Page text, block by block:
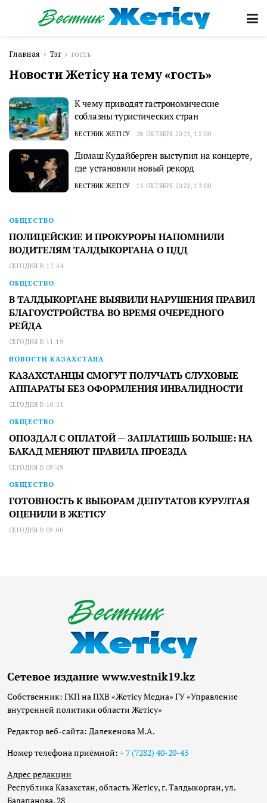
Главная Тэг гость
Новости Жетісу на тему «гость»
К чему приводят гастрономические
соблазны туристических стран
ВЕСТНИК ЖЕТІСУ 28 ОКТЯБРЯ 2023, 12:00
Димаш Кудайберген выступил на концерте,
где установили новый рекорд
ВЕСТНИК ЖЕТІСУ 16 ОКТЯБРЯ 2023, 13:00
ОБЩЕСТВО
ПОЛИЦЕЙСКИЕ И ПРОКУРОРЫ НАПОМНИЛИ
ВОДИТЕЛЯМ ТАЛДЫКОРГАНА О ПДД
СЕГОДНЯ В 12:44
ОБЩЕСТВО
В ТАЛДЫКОРГАНЕ ВЫЯВИЛИ НАРУШЕНИЯ ПРАВИЛ
БЛАГОУСТРОЙСТВА ВО ВРЕМЯ ОЧЕРЕДНОГО
РЕЙДА
СЕГОДНЯ В 11:19
НОВОСТИ КАЗАХСТАНА
КАЗАХСТАНЦЫ СМОГУТ ПОЛУЧАТЬ СЛУХОВЫЕ
АППАРАТЫ БЕЗ ОФОРМЛЕНИЯ ИНВАЛИДНОСТИ
СЕГОДНЯ В 10:31
ОБЩЕСТВО
ОПОЗДАЛ С ОПЛАТОЙ — ЗАПЛАТИШЬ БОЛЬШЕ: НА
БАКАД МЕНЯЮТ ПРАВИЛА ПРОЕЗДА
СЕГОДНЯ В 09:49
ОБЩЕСТВО
ГОТОВНОСТЬ К ВЫБОРАМ ДЕПУТАТОВ КУРУЛТАЯ
ОЦЕНИЛИ В ЖЕТІСУ
СЕГОДНЯ В 09:00
Сетевое издание www.vestnik19.kz
Собственник: ГКП на ПХВ «Жетісу Медиа» ГУ «Управление
внутренней политики области Жетісу»
Редактор веб-сайта: Далекенова М.А.
Номер телефона приёмной: + 7 (7282) 40-20-43
Адрес редакции
Республика Казахстан, область Жетісу, г. Талдыкорган, ул.
Балапанова, 28